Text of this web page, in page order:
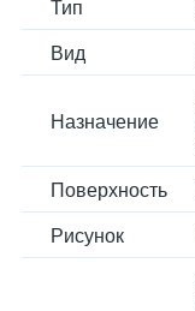
Тип
Вид
Назначение
Поверхность
Рисунок